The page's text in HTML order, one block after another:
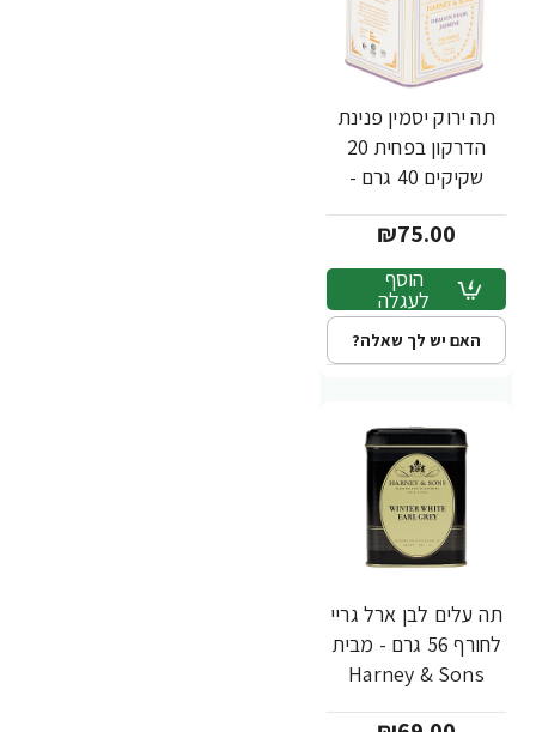
תה ירוק יסמין פנינת
הדרקון בפחית 20
שקיקים 40 גרם -
Sons
₪75.00
הוסף
לעגלה
האם יש לך שאלה?
תה עלים לבן ארל גריי
לחורף 56 גרם - מבית
Harney & Sons